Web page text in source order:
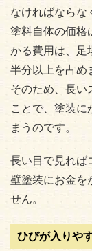
なければならな
塗料自体の価格
かる費用は、足
半分以上を占め
そのため、長い
ことで、塗装に
まうのです。
長い目で見れば
壁塗装にお金を
せん。
ひびが入りや